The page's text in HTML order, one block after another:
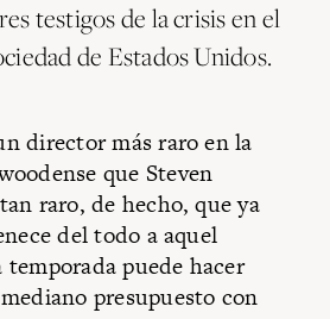
testigos de la crisis en el
de Estados Unidos.
director más raro en la
que Steven
raro, de hecho, que ya
del todo a aquel
puede hacer
presupuesto con